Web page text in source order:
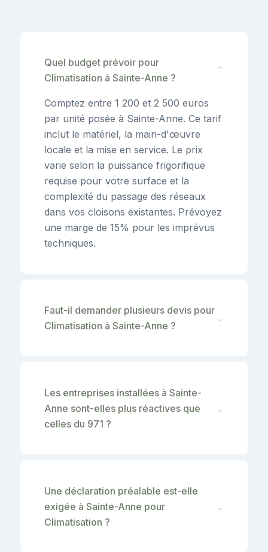
Quel budget prévoir pour
Climatisation à Sainte-Anne ?
⌄
Comptez entre 1 200 et 2 500 euros
par unité posée à Sainte-Anne. Ce tarif
inclut le matériel, la main-d'œuvre
locale et la mise en service. Le prix
varie selon la puissance frigorifique
requise pour votre surface et la
complexité du passage des réseaux
dans vos cloisons existantes. Prévoyez
une marge de 15% pour les imprévus
techniques.
Faut-il demander plusieurs devis pour
Climatisation à Sainte-Anne ?
⌄
Les entreprises installées à Sainte-
Anne sont-elles plus réactives que
celles du 971 ?
⌄
Une déclaration préalable est-elle
exigée à Sainte-Anne pour
Climatisation ?
⌄